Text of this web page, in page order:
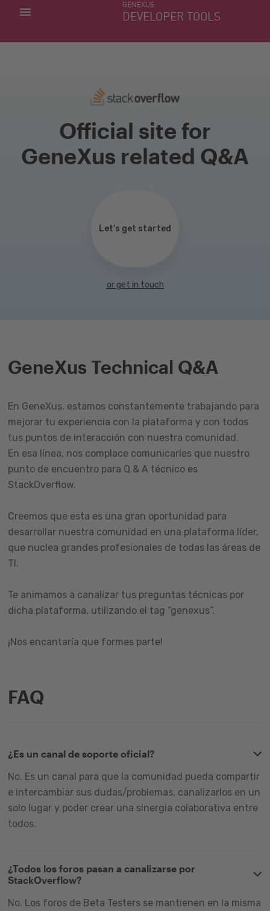
GENEXUS
DEVELOPER TOOLS
MIS APLICACIONES
Official site for
GeneXus related Q&A
Let’s get started
or get in touch
GeneXus Technical Q&A
En GeneXus, estamos constantemente trabajando para
mejorar tu experiencia con la plataforma y con todos
tus puntos de interacción con nuestra comunidad.
En esa línea, nos complace comunicarles que nuestro
punto de encuentro para Q & A técnico es
StackOverflow.
Creemos que esta es una gran oportunidad para
desarrollar nuestra comunidad en una plataforma líder,
que nuclea grandes profesionales de todas las áreas de
TI.
Te animamos a canalizar tus preguntas técnicas por
dicha plataforma, utilizando el tag “genexus”.
¡Nos encantaría que formes parte!
FAQ
¿Es un canal de soporte oficial?
No. Es un canal para que la comunidad pueda compartir
e intercambiar sus dudas/problemas, canalizarlos en un
solo lugar y poder crear una sinergia colaborativa entre
todos.
¿Todos los foros pasan a canalizarse por
StackOverflow?
No. Los foros de Beta Testers se mantienen en la misma